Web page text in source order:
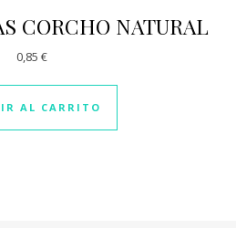
CORCHO NATURAL
0,85 €
AL CARRITO